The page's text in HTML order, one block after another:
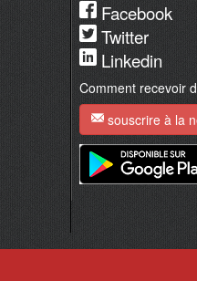
Facebook
Twitter
Linkedin
Comment recevoir
souscrire à la